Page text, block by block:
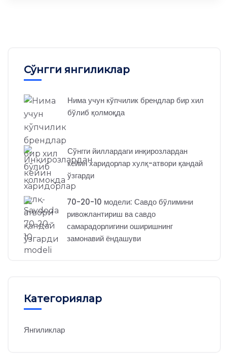
Сўнгги янгиликлар
Нима учун кўпчилик брендлар бир хил
бўлиб қолмоқда
Сўнгги йиллардаги инқирозлардан
кейин харидорлар хулқ-атвори қандай
ўзгарди
70-20-10 модели: Савдо бўлимини
ривожлантириш ва савдо
самарадорлигини оширишнинг
замонавий ёндашуви
Категориялар
Янгиликлар